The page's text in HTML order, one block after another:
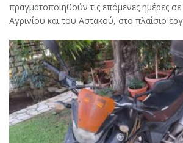
πραγματοποιηθούν τις επόμενες ημέρες
Αγρινίου και του Αστακού, στο πλαίσιο